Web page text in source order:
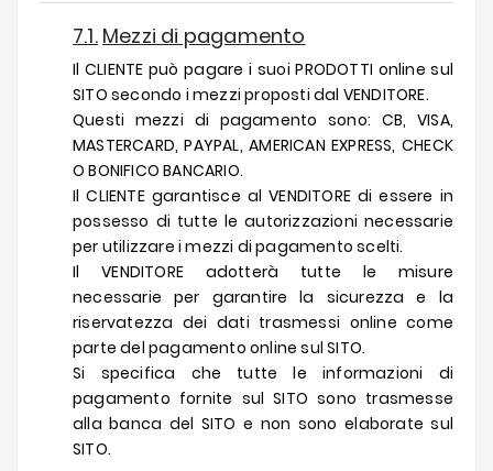
7.1. Mezzi di pagamento
Il CLIENTE può pagare i suoi PRODOTTI online sul
SITO secondo i mezzi proposti dal VENDITORE.
Questi mezzi di pagamento sono: CB, VISA,
MASTERCARD, PAYPAL, AMERICAN EXPRESS, CHECK
O BONIFICO BANCARIO.
Il CLIENTE garantisce al VENDITORE di essere in
possesso di tutte le autorizzazioni necessarie
per utilizzare i mezzi di pagamento scelti.
Il VENDITORE adotterà tutte le misure
necessarie per garantire la sicurezza e la
riservatezza dei dati trasmessi online come
parte del pagamento online sul SITO.
Si specifica che tutte le informazioni di
pagamento fornite sul SITO sono trasmesse
alla banca del SITO e non sono elaborate sul
SITO.